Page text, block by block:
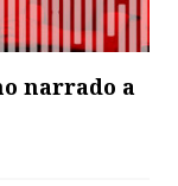
narrado a